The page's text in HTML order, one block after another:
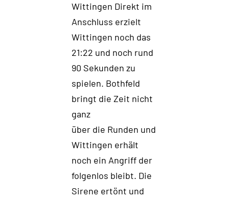
Wittingen Direkt im
Anschluss erzielt
Wittingen noch das
21:22 und noch rund
90 Sekunden zu
spielen. Bothfeld
bringt die Zeit nicht
ganz
über die Runden und
Wittingen erhält
noch ein Angriff der
folgenlos bleibt. Die
Sirene ertönt und